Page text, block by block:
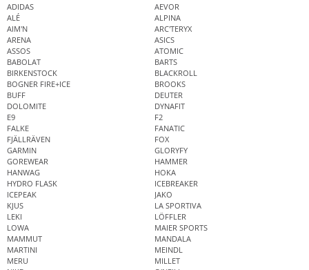
ADIDAS
AEVOR
ALÉ
ALPINA
AIM'N
ARC'TERYX
ARENA
ASICS
ASSOS
ATOMIC
BABOLAT
BARTS
BIRKENSTOCK
BLACKROLL
BOGNER FIRE+ICE
BROOKS
BUFF
DEUTER
DOLOMITE
DYNAFIT
E9
F2
FALKE
FANATIC
FJÄLLRÄVEN
FOX
GARMIN
GLORYFY
GOREWEAR
HAMMER
HANWAG
HOKA
HYDRO FLASK
ICEBREAKER
ICEPEAK
JAKO
KJUS
LA SPORTIVA
LEKI
LÖFFLER
LOWA
MAIER SPORTS
MAMMUT
MANDALA
MARTINI
MEINDL
MERU
MILLET